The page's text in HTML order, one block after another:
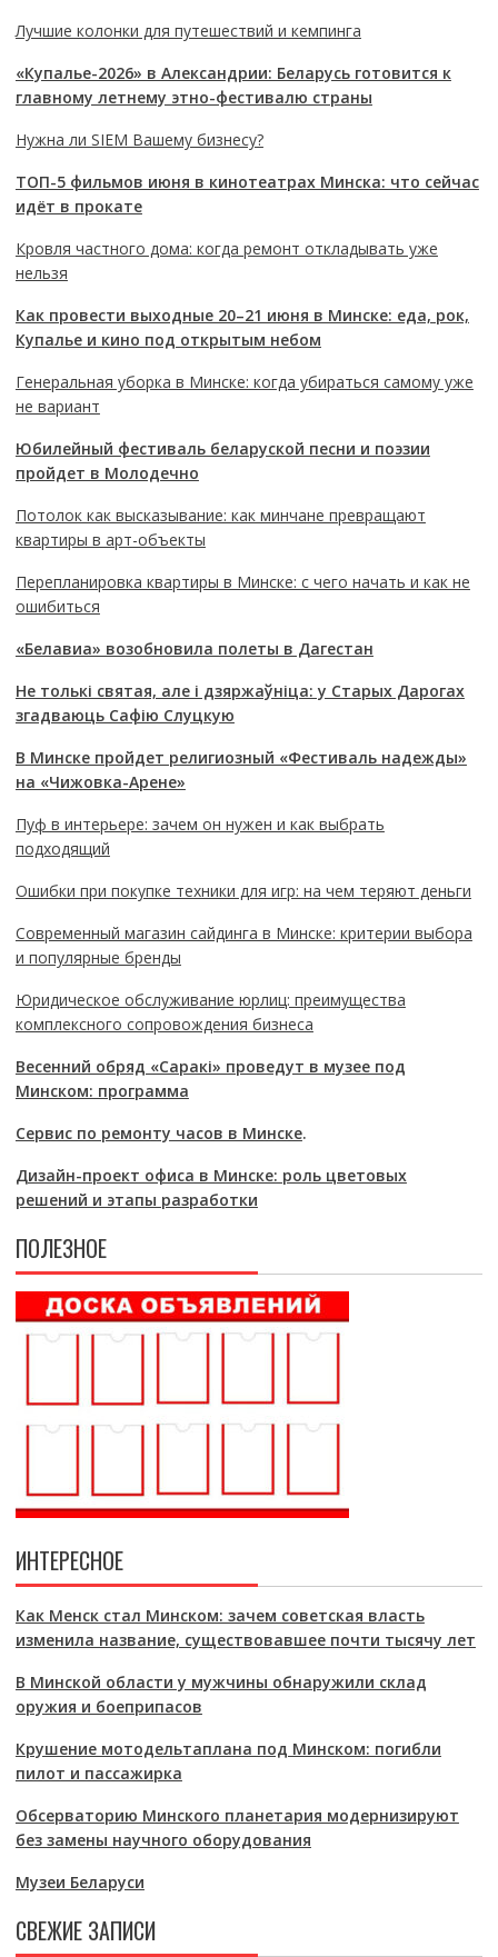
Лучшие колонки для путешествий и кемпинга
«Купалье-2026» в Александрии: Беларусь готовится к
главному летнему этно-фестивалю страны
Нужна ли SIEM Вашему бизнесу?
ТОП-5 фильмов июня в кинотеатрах Минска: что сейчас
идёт в прокате
Кровля частного дома: когда ремонт откладывать уже
нельзя
Как провести выходные 20–21 июня в Минске: еда, рок,
Купалье и кино под открытым небом
Генеральная уборка в Минске: когда убираться самому уже
не вариант
Юбилейный фестиваль беларуской песни и поэзии
пройдет в Молодечно
Потолок как высказывание: как минчане превращают
квартиры в арт-объекты
Перепланировка квартиры в Минске: с чего начать и как не
ошибиться
«Белавиа» возобновила полеты в Дагестан
Не толькі святая, але і дзяржаўніца: у Старых Дарогах
згадваюць Сафію Слуцкую
В Минске пройдет религиозный «Фестиваль надежды»
на «Чижовка-Арене»
Пуф в интерьере: зачем он нужен и как выбрать
подходящий
Ошибки при покупке техники для игр: на чем теряют деньги
Современный магазин сайдинга в Минске: критерии выбора
и популярные бренды
Юридическое обслуживание юрлиц: преимущества
комплексного сопровождения бизнеса
Весенний обряд «Саракі» проведут в музее под
Минском: программа
Сервис по ремонту часов в Минске.
Дизайн-проект офиса в Минске: роль цветовых
решений и этапы разработки
ПОЛЕЗНОЕ
ИНТЕРЕСНОЕ
Как Менск стал Минском: зачем советская власть
изменила название, существовавшее почти тысячу лет
В Минской области у мужчины обнаружили склад
оружия и боеприпасов
Крушение мотодельтаплана под Минском: погибли
пилот и пассажирка
Обсерваторию Минского планетария модернизируют
без замены научного оборудования
Музеи Беларуси
СВЕЖИЕ ЗАПИСИ